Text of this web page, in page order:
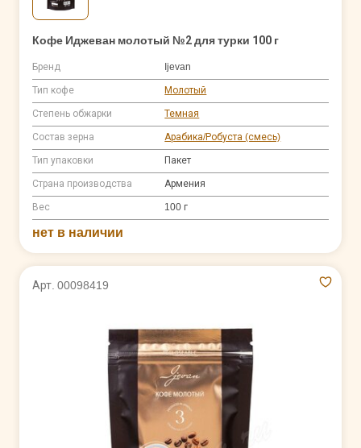
Кофе Иджеван молотый №2 для турки 100 г
Бренд Ijevan
Тип кофе Молотый
Степень обжарки Темная
Состав зерна Арабика/Робуста (смесь)
Тип упаковки Пакет
Страна производства Армения
Вес 100 г
нет в наличии
Арт. 00098419